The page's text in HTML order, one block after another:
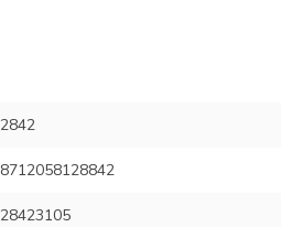
2842
8712058128842
28423105